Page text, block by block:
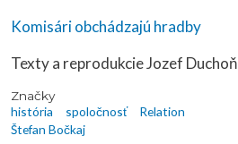
Komisári obchádzajú hradby
Texty a reprodukcie Jozef Duchoň
Značky
história spoločnosť
Relation
Štefan Bočkaj